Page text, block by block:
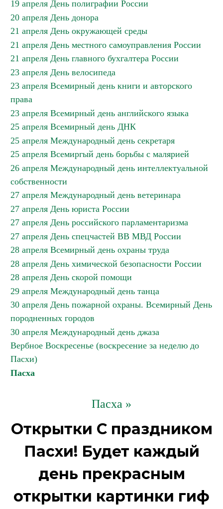
19 апреля День полиграфии России
20 апреля День донора
21 апреля День окружающей среды
21 апреля День местного самоуправления России
21 апреля День главного бухгалтера России
23 апреля День велосипеда
23 апреля Всемирный день книги и авторского
права
23 апреля Всемирный день английского языка
25 апреля Всемирный день ДНК
25 апреля Международный день секретаря
25 апреля Всемиргый день борьбы с малярией
26 апреля Международный день интеллектуальной
собственности
27 апреля Международный день ветеринара
27 апреля День юриста России
27 апреля День российского парламентаризма
27 апреля День спецчастей ВВ МВД России
28 апреля Всемирный день охраны труда
28 апреля День химической безопасности России
28 апреля День скорой помощи
29 апреля Международный день танца
30 апреля День пожарной охраны. Всемирный День
породненных городов
30 апреля Международный день джаза
Вербное Воскресенье (воскресение за неделю до
Пасхи)
Пасха
Пасха »
Открытки С праздником
Пасхи! Будет каждый
день прекрасным
открытки картинки гиф